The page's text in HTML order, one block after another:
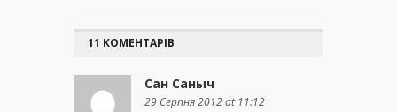
11 КОМЕНТАРІВ
Сан Саныч
29 Серпня 2012 at 11:12